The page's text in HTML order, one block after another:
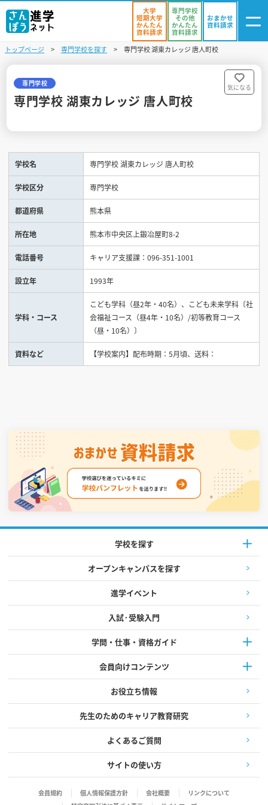
資料リスト
進学イベント
入試・受験入門
お役立ち情報
見学会WEB手引書
校内オンラインガイダンス
アンケートフォーム（学校用）
大学
短期大学
かんたん
資料請求
専門学校
その他
かんたん
資料請求
おまかせ
資料請求
トップページ 専門学校を探す 専門学校 湖東カレッジ 唐人町校
専門学校
専門学校 湖東カレッジ 唐人町校
気になる
学校名 専門学校 湖東カレッジ 唐人町校
学校区分 専門学校
都道府県 熊本県
所在地 熊本市中央区上鍛冶屋町8-2
電話番号 キャリア支援課：096-351-1001
設立年 1993年
学科・コース
こども学科（昼2年・40名）、こども未来学科〔社
会福祉コース（昼4年・10名）/初等教育コース
（昼・10名）〕
資料など 【学校案内】配布時期：5月頃、送料：
学校を探す
オープンキャンパスを探す
進学イベント
入試·受験入門
学問・仕事・資格ガイド
会員向けコンテンツ
お役立ち情報
先生のためのキャリア教育研究
よくあるご質問
サイトの使い方
会員規約 個人情報保護方針 会社概要
リンクについて